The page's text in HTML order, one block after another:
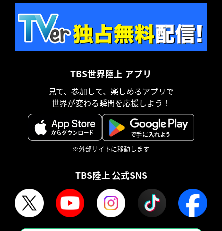
TBS世界陸上 アプリ
見て、参加して、楽しめるアプリで
世界が変わる瞬間を応援しよう！
※外部サイトに移動します
TBS陸上 公式SNS